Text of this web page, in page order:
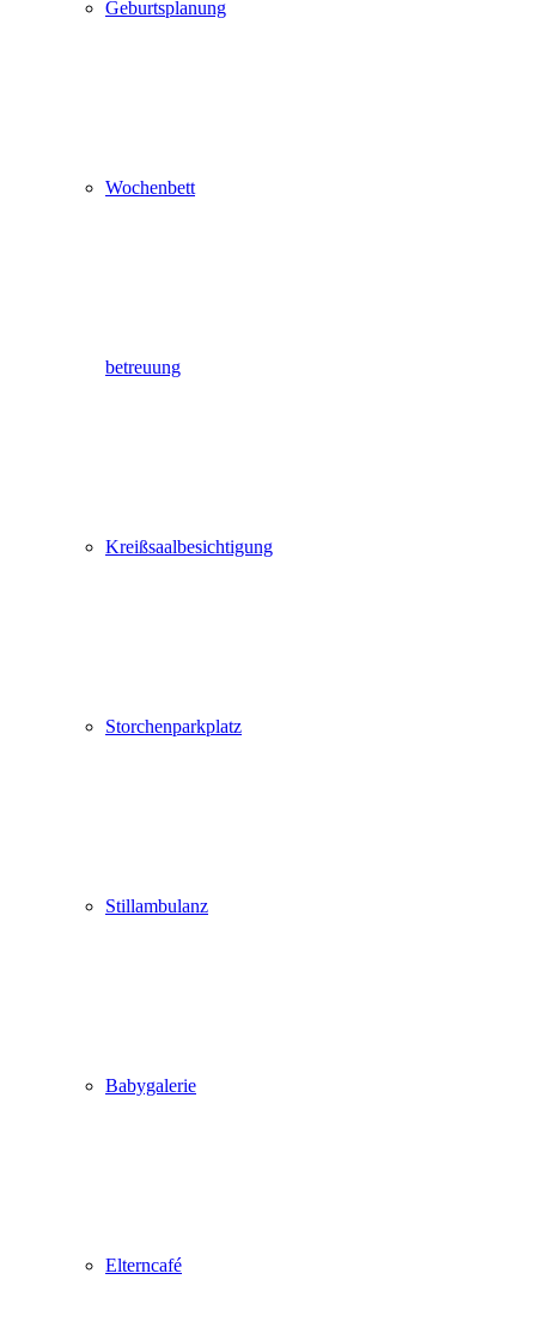
Geburtsplanung
Wochenbett
betreuung
Kreißsaalbesichtigung
Storchenparkplatz
Stillambulanz
Babygalerie
Elterncafé